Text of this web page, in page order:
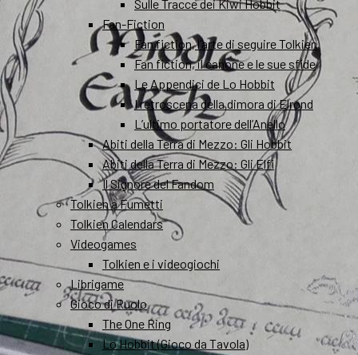
Sulle Tracce dei Kiwi Hobbit
Fan-Fiction
Fan fiction, l’arte di seguire Tolkien
Fan fiction, il canone e le sue sfide
Le Appendici de Lo Hobbit
I retroscena della dimora di Elrond
L’ultimo portatore dell’Anello
Abiti della Terra di Mezzo: Gli Hobbit
Abiti della Terra di Mezzo: Gli Elfi
Il Signore del Fandom
Tolkien a Fumetti
Tolkien Calendars
Videogames
Tolkien e i videogiochi
Librigame
Gioco di Ruolo
The One Ring
Lo Hobbit (Gioco da Tavola)